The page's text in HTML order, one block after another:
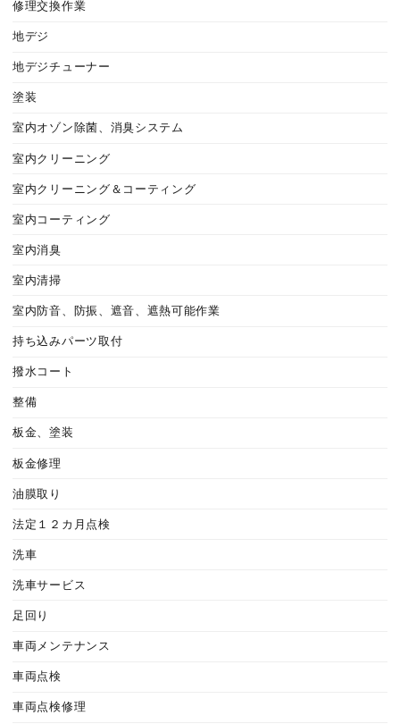
修理交換作業
地デジ
地デジチューナー
塗装
室内オゾン除菌、消臭システム
室内クリーニング
室内クリーニング＆コーティング
室内コーティング
室内消臭
室内清掃
室内防音、防振、遮音、遮熱可能作業
持ち込みパーツ取付
撥水コート
整備
板金、塗装
板金修理
油膜取り
法定１２カ月点検
洗車
洗車サービス
足回り
車両メンテナンス
車両点検
車両点検修理